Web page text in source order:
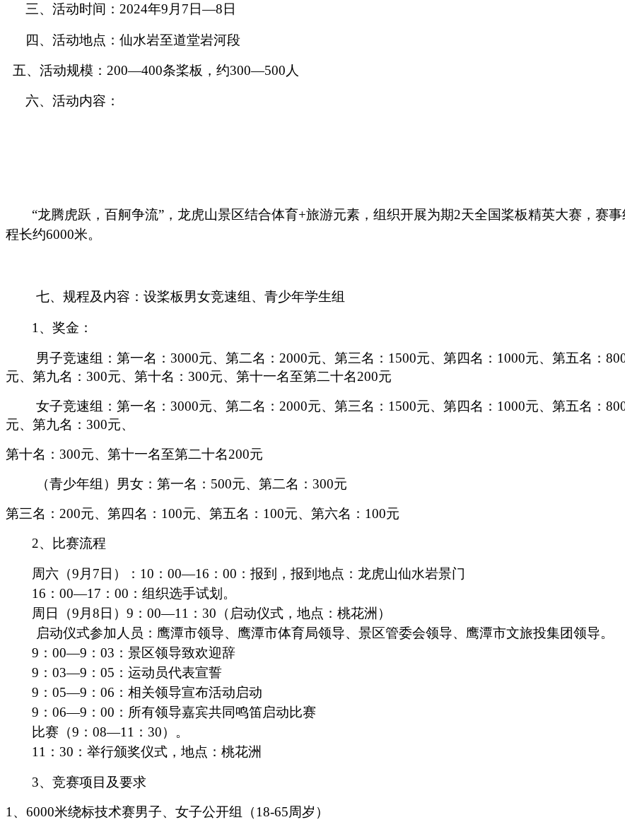
三、活动时间 ： 2024年9月7日—8日
四、活动地点： 仙水岩至道堂岩河段
五、活动规模 ： 200—400条桨板，约300—500人
六、活动内容：
“龙腾虎跃，百舸争流”，龙虎山景区结合体育+旅游元素，组织开展为期2天全国桨板精英大赛，赛
程长约6000米。
七、规程及内容：设桨板男女竞速组、青少年学生组
1、奖金：
男子竞速组 ： 第一名： 3000元、 第二名： 2000元、 第三名： 1500元、 第四名： 1000元、 第五名：
元、 第九名： 300元、 第十名： 300元、 第十一名至第二十名200元
女子竞速组 ： 第一名： 3000元、 第二名： 2000元、 第三名： 1500元、 第四名： 1000元、 第五名：
元、 第九名： 300元、
第十名： 300元、 第十一名至第二十名200元
（青少年组）男女：第一名 ： 500元、 第二名： 300元
第三名： 200元、 第四名： 100元、 第五名： 100元、 第六名： 100元
2、比赛流程
周六（9月7日）：10：00—16：00：报到，报到地点：龙虎山仙水岩景门
16：00—17：00：组织选手试划。
周日（9月8日）9：00—11：30（启动仪式，地点：桃花洲）
启动仪式参加人员：鹰潭市领导、鹰潭市体育局领导、景区管委会领导、鹰潭市文旅投集团领导。
9：00—9：03：景区领导致欢迎辞
9：03—9：05：运动员代表宣誓
9：05—9：06：相关领导宣布活动启动
9：06—9：00：所有领导嘉宾共同鸣笛启动比赛
比赛（9：08—11：30）。
11：30：举行颁奖仪式，地点：桃花洲
3、竞赛项目及要求
1、6000米绕标技术赛男子、女子公开组（18-65周岁）